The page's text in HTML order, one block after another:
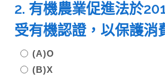
2. 有機農業促進法於
受有機認證，以保護
(A)O
(B)X